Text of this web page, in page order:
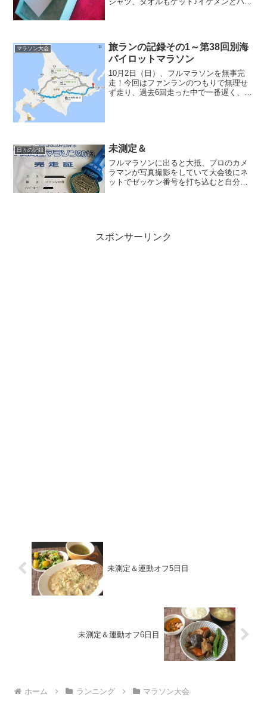
マラソン大会
旅ランの記録その1～第38回別海
パイロットマラソン
10月2日（日）、フルマラソンを無事完
走！今回はファンランのつもりで無理せ
ず走り、過去6回走った中で一番遅く、去
日々の記録 未測定＆
フルマラソンに出ると大抵、プロのカメ
ラマンが写真撮影をしていて大会後にネ
ットでゼッケン番号を打ち込むと自分の
スポンサーリンク
未測定＆運動オフ5日目
未測定＆運動オフ6日目
ホーム ランニング マラソン大会